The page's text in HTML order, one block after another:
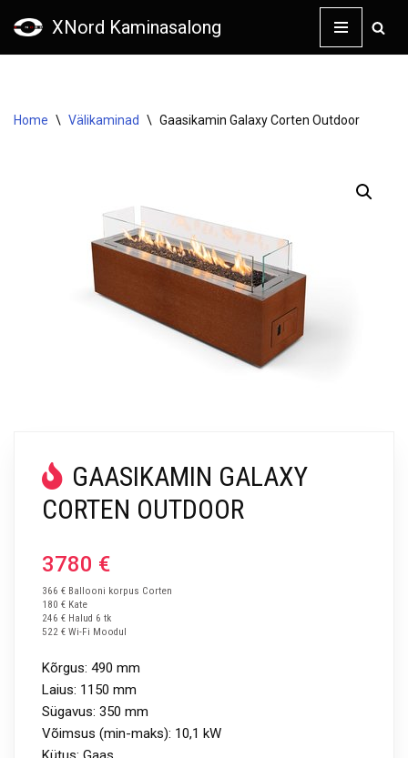
XNord Kaminasalong
Home \ Välikaminad \ Gaasikamin Galaxy Corten Outdoor
GAASIKAMIN GALAXY
CORTEN OUTDOOR
3780 €
366 € Ballooni korpus Corten
180 € Kate
246 € Halud 6 tk
522 € Wi-Fi Moodul
Kõrgus: 490 mm
Laius: 1150 mm
Sügavus: 350 mm
Võimsus (min-maks): 10,1 kW